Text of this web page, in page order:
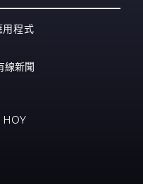
用程式
線新聞
HOY